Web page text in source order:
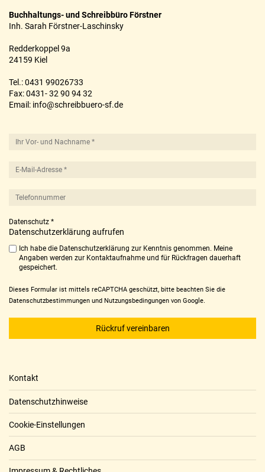
Kontakt
Buchhaltungs- und Schreibbüro Förstner
Inh. Sarah Förstner-Laschinsky
Redderkoppel 9a
24159 Kiel
Tel.: 0431 99026733
Fax: 0431- 32 90 94 32
Email: info@schreibbuero-sf.de
Rückmeldeformular
Datenschutz *
Datenschutzerklärung aufrufen
Ich habe die Datenschutzerklärung zur Kenntnis genommen. Meine
Angaben werden zur Kontaktaufnahme und für Rückfragen dauerhaft
gespeichert.
Dieses Formular ist mittels reCAPTCHA geschützt, bitte beachten Sie die
Datenschutzbestimmungen und Nutzungsbedingungen von Google.
Meta
Kontakt
Datenschutzhinweise
Cookie-Einstellungen
AGB